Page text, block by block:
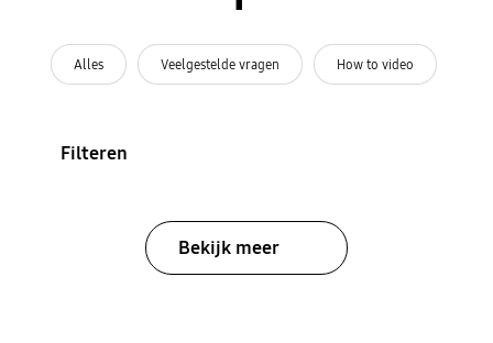
Alles Veelgestelde vragen How to video
Filteren
Bekijk meer